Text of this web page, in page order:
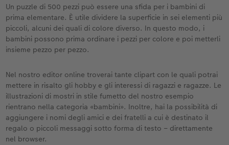
Un puzzle di 500 pezzi può essere una sfida per i bambini di
prima elementare. È utile dividere la superficie in sei elementi più
piccoli, alcuni dei quali di colore diverso. In questo modo, i
bambini possono prima ordinare i pezzi per colore e poi metterli
insieme pezzo per pezzo.
Nel nostro editor online troverai tante clipart con le quali potrai
mettere in risalto gli hobby e gli interessi di ragazzi e ragazze. Le
illustrazioni di mostri in stile fumetto del nostro esempio
rientrano nella categoria «bambini». Inoltre, hai la possibilità di
aggiungere i nomi degli amici e dei fratelli a cui è destinato il
regalo o piccoli messaggi sotto forma di testo – direttamente
nel browser.